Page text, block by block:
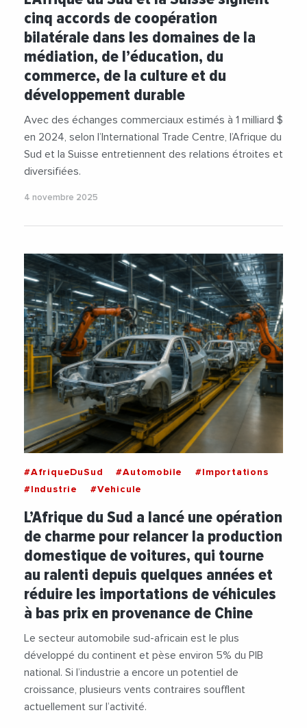
cinq accords de coopération
bilatérale dans les domaines de la
médiation, de l’éducation, du
commerce, de la culture et du
développement durable
Avec des échanges commerciaux estimés à 1 milliard $
en 2024, selon l’International Trade Centre, l’Afrique du
Sud et la Suisse entretiennent des relations étroites et
diversifiées.
4 novembre 2025
#AfriqueDuSud #Automobile
#Importations
#Industrie
#Vehicule
L’Afrique du Sud a lancé une opération
de charme pour relancer la production
domestique de voitures, qui tourne
au ralenti depuis quelques années et
réduire les importations de véhicules
à bas prix en provenance de Chine
Le secteur automobile sud-africain est le plus
développé du continent et pèse environ 5% du PIB
national. Si l’industrie a encore un potentiel de
croissance, plusieurs vents contraires soufflent
actuellement sur l’activité.